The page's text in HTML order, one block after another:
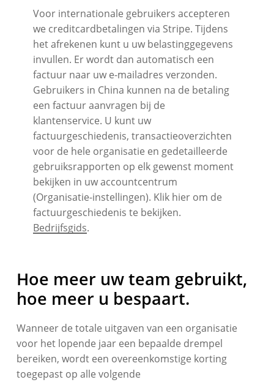
Voor internationale gebruikers accepteren
we creditcardbetalingen via Stripe. Tijdens
het afrekenen kunt u uw belastinggegevens
invullen. Er wordt dan automatisch een
factuur naar uw e-mailadres verzonden.
Gebruikers in China kunnen na de betaling
een factuur aanvragen bij de
klantenservice. U kunt uw
factuurgeschiedenis, transactieoverzichten
voor de hele organisatie en gedetailleerde
gebruiksrapporten op elk gewenst moment
bekijken in uw accountcentrum
(Organisatie-instellingen). Klik hier om de
factuurgeschiedenis te bekijken.
Bedrijfsgids.
Hoe meer uw team gebruikt,
hoe meer u bespaart.
Wanneer de totale uitgaven van een organisatie
voor het lopende jaar een bepaalde drempel
bereiken, wordt een overeenkomstige korting
toegepast op alle volgende